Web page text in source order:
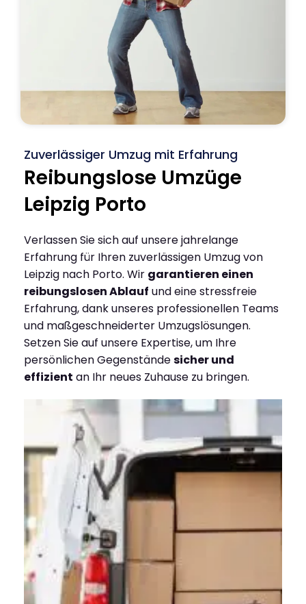
Zuverlässiger Umzug mit Erfahrung
Reibungslose Umzüge
Leipzig Porto
Verlassen Sie sich auf unsere jahrelange
Erfahrung für Ihren zuverlässigen Umzug von
Leipzig nach Porto. Wir garantieren einen
reibungslosen Ablauf und eine stressfreie
Erfahrung, dank unseres professionellen Teams
und maßgeschneiderter Umzugslösungen.
Setzen Sie auf unsere Expertise, um Ihre
persönlichen Gegenständesicher und
effizient an Ihr neues Zuhause zu bringen.